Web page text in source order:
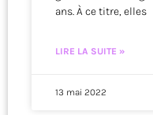
ans. À ce titre, elles
LIRE LA SUITE »
13 mai 2022